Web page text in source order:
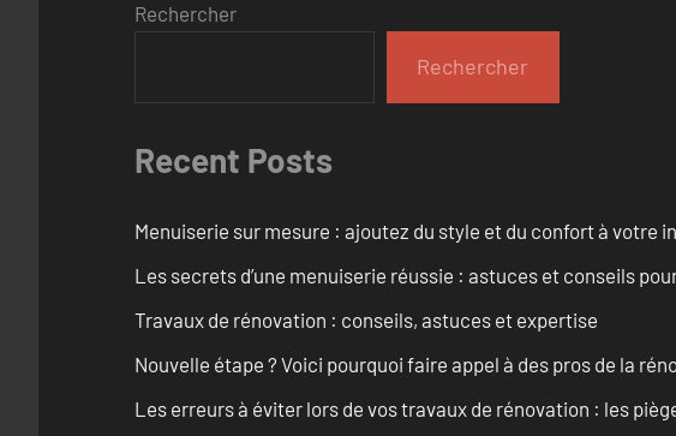
Rechercher
Rechercher
Recent Posts
Menuiserie sur mesure : ajoutez du style et du confort à votre
Les secrets d’une menuiserie réussie : astuces et conseils
Travaux de rénovation : conseils, astuces et expertise
Nouvelle étape ? Voici pourquoi faire appel à des pros de la
Les erreurs à éviter lors de vos travaux de rénovation : les